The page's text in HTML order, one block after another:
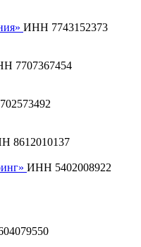
ИНН 7743152373
7707367454
8612010137
ИНН 5402008922